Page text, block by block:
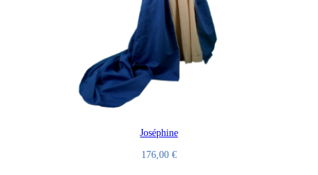
Joséphine
176,00 €